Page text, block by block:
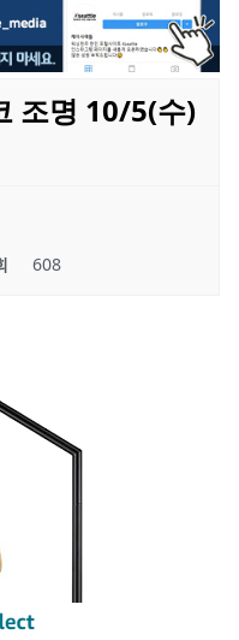
조명 10/5(수)
608